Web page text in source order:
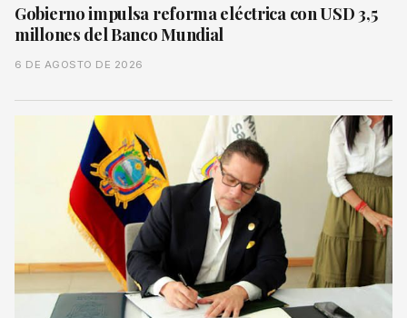
Gobierno impulsa reforma eléctrica con USD 3,5
millones del Banco Mundial
6 DE AGOSTO DE 2026